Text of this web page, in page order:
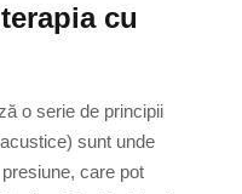
cu
o serie de principii
sunt unde
care pot